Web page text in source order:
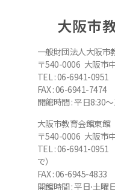
大阪市
一般財団法人大阪市
〒540-0006 大阪市
TEL : 06-6941-0951
FAX : 06-6941-7474
開館時間 : 平日8:30
大阪市教育会館東館
〒540-0006 大阪市
TEL : 06-6941-0951
で）
FAX : 06-6945-4833
開館時間 : 平日⋅土曜